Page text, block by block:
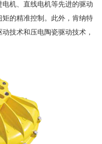
机、直线电机等先进的驱动
的精准控制。此外，肯纳特
技术和压电陶瓷驱动技术，